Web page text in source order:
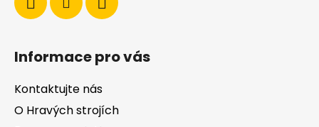
Informace pro vás
Kontaktujte nás
O Hravých strojích